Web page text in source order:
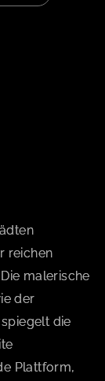
reichen
malerische
der
die
Plattform,